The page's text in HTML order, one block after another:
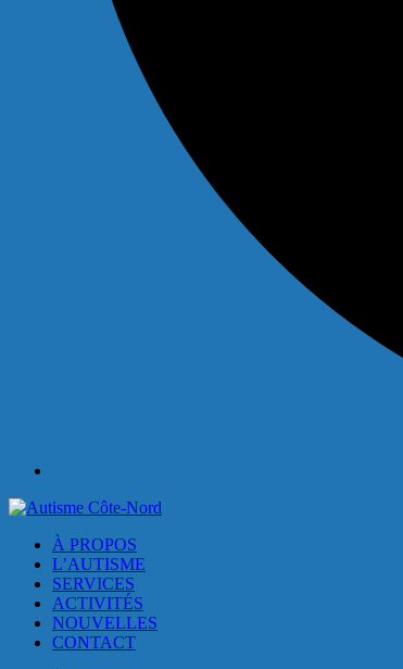
À PROPOS
L’AUTISME
SERVICES
ACTIVITÉS
NOUVELLES
CONTACT